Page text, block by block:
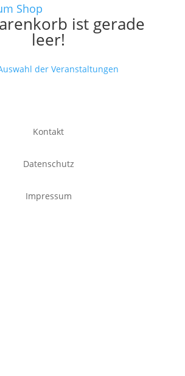
Shop
ist gerade
leer!
der Veranstaltungen
Kontakt
Datenschutz
Impressum